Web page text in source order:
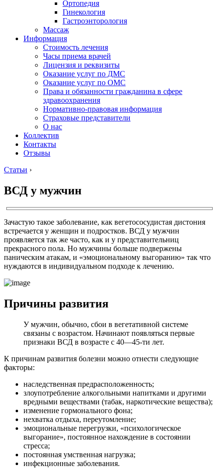
Ортопедия
Гинекология
Гастроэнторология
Массаж
Информация
Стоимость лечения
Часы приема врачей
Лицензия и реквизиты
Оказание услуг по ДМС
Оказание услуг по ОМС
Права и обязанности гражданина в сфере
здравоохранения
Нормативно-правовая информация
Страховые представители
О нас
Коллектив
Контакты
Отзывы
Статьи ›
ВСД у мужчин
Зачастую такое заболевание, как вегетососудистая дистония
встречается у женщин и подростков. ВСД у мужчин
проявляется так же часто, как и у представительниц
прекрасного пола. Но мужчины больше подвержены
паническим атакам, и «эмоциональному выгоранию» так что
нуждаются в индивидуальном подходе к лечению.
Причины развития
У мужчин, обычно, сбои в вегетативной системе
связаны с возрастом. Начинают появляться первые
признаки ВСД в возрасте с 40―45-ти лет.
К причинам развития болезни можно отнести следующие
факторы:
наследственная предрасположенность;
злоупотребление алкогольными напитками и другими
вредными веществами (табак, наркотические вещества);
изменение гормонального фона;
нехватка отдыха, переутомление;
эмоциональные перегрузки, «психологическое
выгорание», постоянное нахождение в состоянии
стресса;
постоянная умственная нагрузка;
инфекционные заболевания.